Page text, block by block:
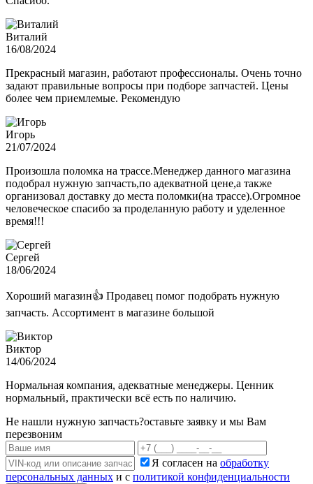
Виталий
16/08/2024
Прекрасный магазин, работают профессионалы. Очень точно
задают правильные вопросы при подборе запчастей. Цены
более чем приемлемые. Рекомендую
Игорь
21/07/2024
Произошла поломка на трассе.Менеджер данного магазина
подобрал нужную запчасть,по адекватной цене,а также
организовал доставку до места поломки(на трассе).Огромное
человеческое спасибо за проделанную работу и уделенное
время!!!
Сергей
18/06/2024
Хороший магазин👍 Продавец помог подобрать нужную
запчасть. Ассортимент в магазине большой
Виктор
14/06/2024
Нормальная компания, адекватные менеджеры. Ценник
нормальный, практически всё есть по наличию.
Не нашли нужную запчасть?оставьте заявку и мы Вам
перезвоним
Я согласен на обработку
персональных данных и с политикой конфиденциальности